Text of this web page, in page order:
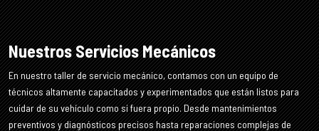
Nuestros Servicios Mecánicos
En nuestro taller de servicio mecánico, contamos con un equipo de
técnicos altamente capacitados y experimentados que están listos para
cuidar de su vehículo como si fuera propio. Desde mantenimientos
preventivos y diagnósticos precisos hasta reparaciones complejas de